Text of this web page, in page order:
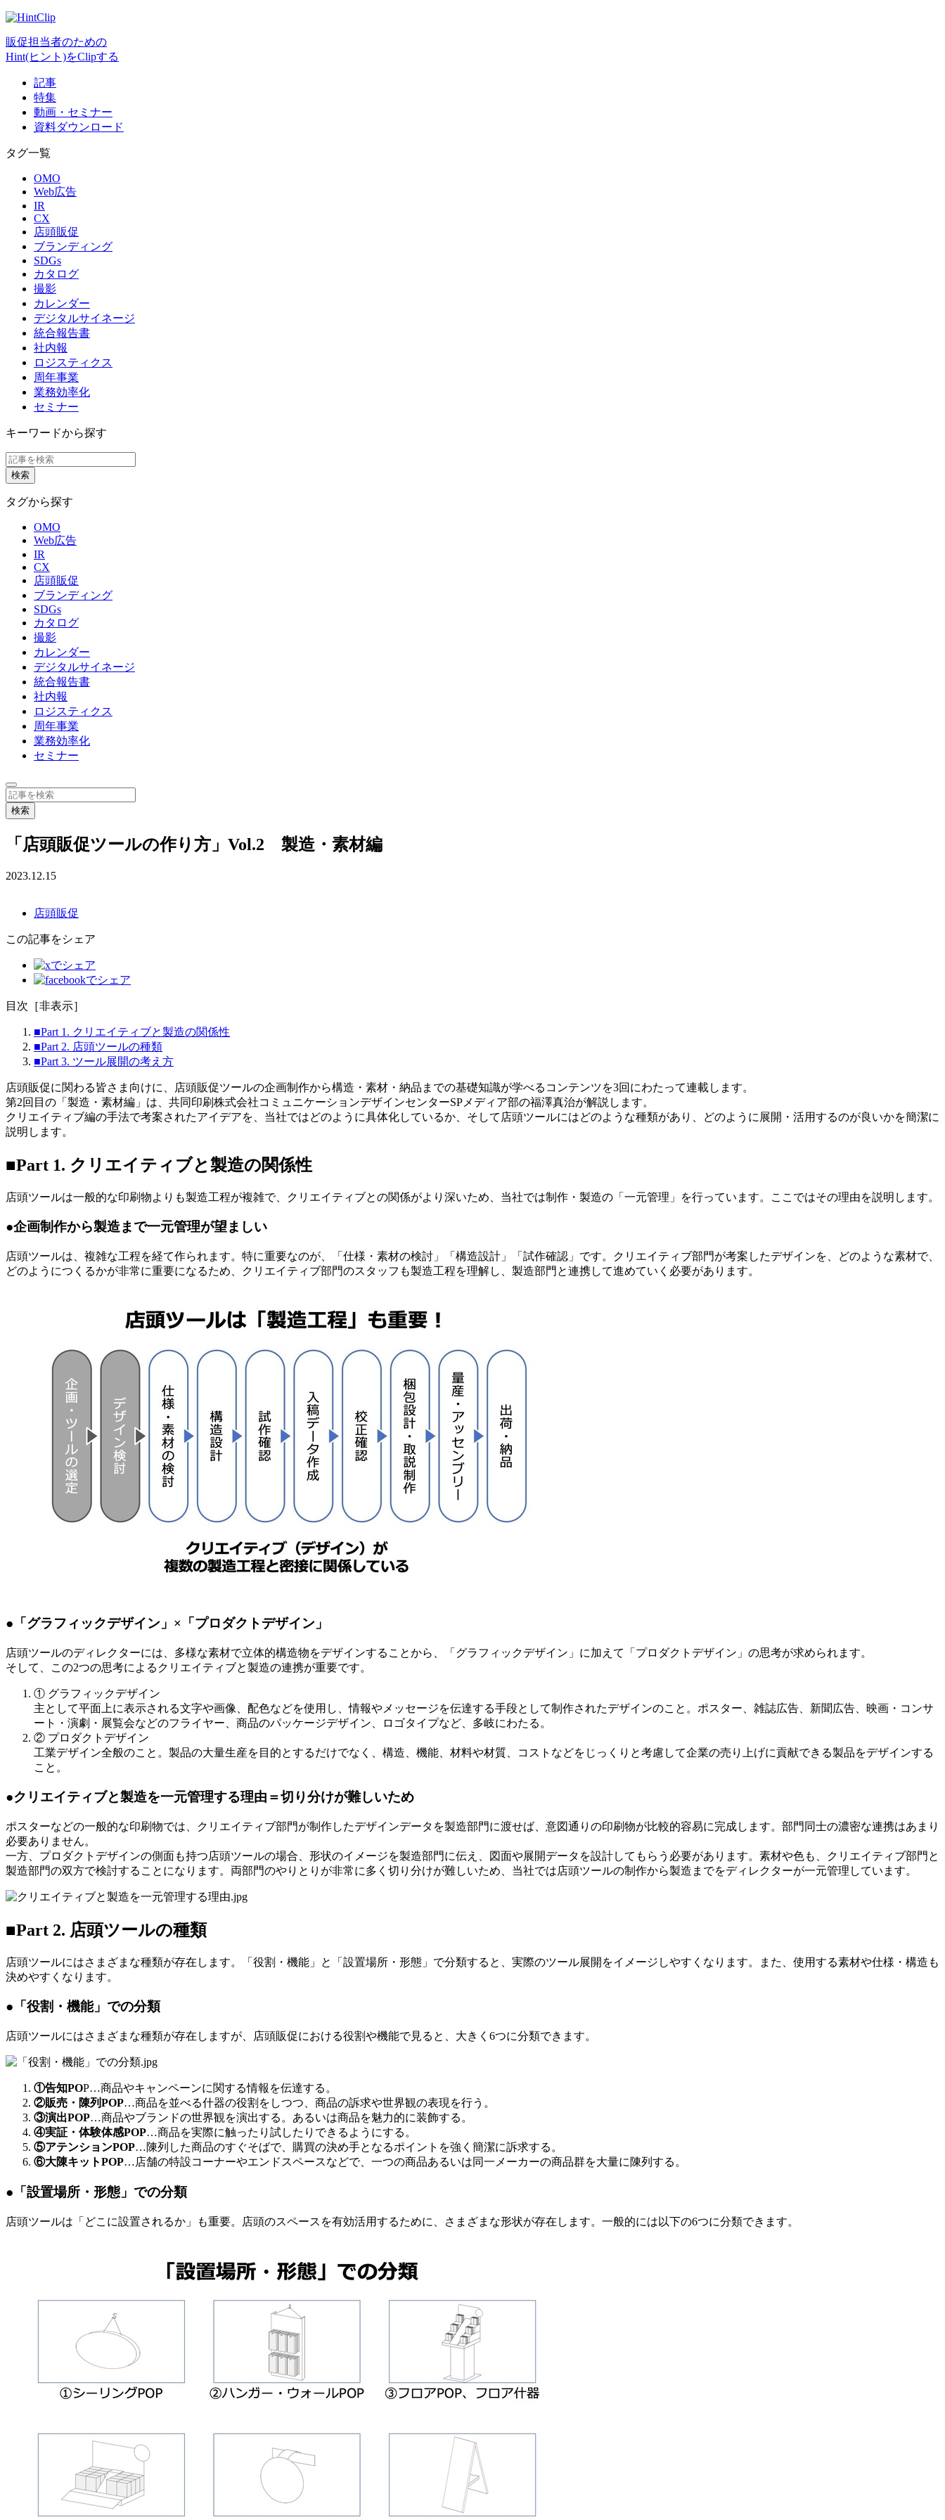
販促担当者のための
Hint(ヒント)をClipする
記事
特集
動画・セミナー
資料ダウンロード
タグ一覧
OMO
Web広告
IR
CX
店頭販促
ブランディング
SDGs
カタログ
撮影
カレンダー
デジタルサイネージ
統合報告書
社内報
ロジスティクス
周年事業
業務効率化
セミナー
キーワードから探す
タグから探す
OMO
Web広告
IR
CX
店頭販促
ブランディング
SDGs
カタログ
撮影
カレンダー
デジタルサイネージ
統合報告書
社内報
ロジスティクス
周年事業
業務効率化
セミナー
「店頭販促ツールの作り方」Vol.2 製造・素材編
2023.12.15
店頭販促
この記事をシェア
目次 ［非表示］
■Part 1. クリエイティブと製造の関係性
■Part 2. 店頭ツールの種類
■Part 3. ツール展開の考え方
店頭販促に関わる皆さま向けに、店頭販促ツールの企画制作から構造・素材・納品までの基礎知識が学べるコンテンツを3回にわたって連載します。
第2回目の「製造・素材編」は、共同印刷株式会社コミュニケーションデザインセンターSPメディア部の福澤真治が解説します。
クリエイティブ編の手法で考案されたアイデアを、当社ではどのように具体化しているか、そして店頭ツールにはどのような種類があり、どのように展開・活用するのが良いかを簡潔に
説明します。
■Part 1. クリエイティブと製造の関係性
店頭ツールは一般的な印刷物よりも製造工程が複雑で、クリエイティブとの関係がより深いため、当社では制作・製造の「一元管理」を行っています。ここではその理由を説明します。
●企画制作から製造まで一元管理が望ましい
店頭ツールは、複雑な工程を経て作られます。特に重要なのが、「仕様・素材の検討」「構造設計」「試作確認」です。クリエイティブ部門が考案したデザインを、どのような素材で、
どのようにつくるかが非常に重要になるため、クリエイティブ部門のスタッフも製造工程を理解し、製造部門と連携して進めていく必要があります。
●「グラフィックデザイン」×「プロダクトデザイン」
店頭ツールのディレクターには、多様な素材で立体的構造物をデザインすることから、「グラフィックデザイン」に加えて「プロダクトデザイン」の思考が求められます。
そして、この2つの思考によるクリエイティブと製造の連携が重要です。
① グラフィックデザイン
主として平面上に表示される文字や画像、配色などを使用し、情報やメッセージを伝達する手段として制作されたデザインのこと。ポスター、雑誌広告、新聞広告、映画・コンサ
ート・演劇・展覧会などのフライヤー、商品のパッケージデザイン、ロゴタイプなど、多岐にわたる。
② プロダクトデザイン
工業デザイン全般のこと。製品の大量生産を目的とするだけでなく、構造、機能、材料や材質、コストなどをじっくりと考慮して企業の売り上げに貢献できる製品をデザインする
こと。
●クリエイティブと製造を一元管理する理由＝切り分けが難しいため
ポスターなどの一般的な印刷物では、クリエイティブ部門が制作したデザインデータを製造部門に渡せば、意図通りの印刷物が比較的容易に完成します。部門同士の濃密な連携はあまり
必要ありません。
一方、プロダクトデザインの側面も持つ店頭ツールの場合、形状のイメージを製造部門に伝え、図面や展開データを設計してもらう必要があります。素材や色も、クリエイティブ部門と
製造部門の双方で検討することになります。両部門のやりとりが非常に多く切り分けが難しいため、当社では店頭ツールの制作から製造までをディレクターが一元管理しています。
■Part 2. 店頭ツールの種類
店頭ツールにはさまざまな種類が存在します。「役割・機能」と「設置場所・形態」で分類すると、実際のツール展開をイメージしやすくなります。また、使用する素材や仕様・構造も
決めやすくなります。
●「役割・機能」での分類
店頭ツールにはさまざまな種類が存在しますが、店頭販促における役割や機能で見ると、大きく6つに分類できます。
①告知POP…商品やキャンペーンに関する情報を伝達する。
②販売・陳列POP…商品を並べる什器の役割をしつつ、商品の訴求や世界観の表現を行う。
③演出POP…商品やブランドの世界観を演出する。あるいは商品を魅力的に装飾する。
④実証・体験体感POP…商品を実際に触ったり試したりできるようにする。
⑤アテンションPOP…陳列した商品のすぐそばで、購買の決め手となるポイントを強く簡潔に訴求する。
⑥大陳キットPOP…店舗の特設コーナーやエンドスペースなどで、一つの商品あるいは同一メーカーの商品群を大量に陳列する。
●「設置場所・形態」での分類
店頭ツールは「どこに設置されるか」も重要。店頭のスペースを有効活用するために、さまざまな形状が存在します。一般的には以下の6つに分類できます。